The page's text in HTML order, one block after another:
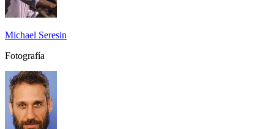
Michael Seresin
Fotografía